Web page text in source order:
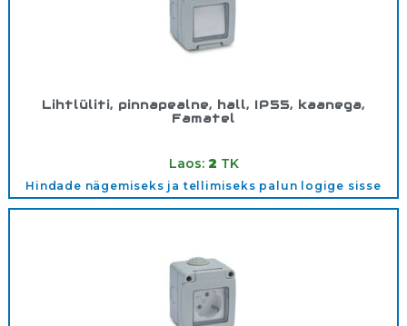
Lihtlüliti, pinnapealne, hall, IP55, kaanega,
Famatel
Laos: 2 TK
Hindade nägemiseks ja tellimiseks palun logige sisse